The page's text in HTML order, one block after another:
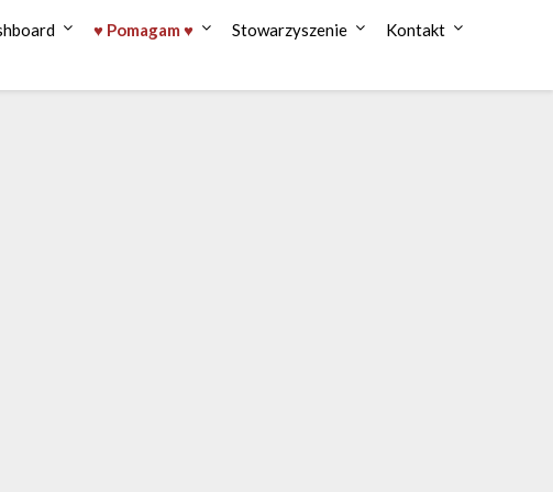
♥ Pomagam ♥ Stowarzyszenie Kontakt